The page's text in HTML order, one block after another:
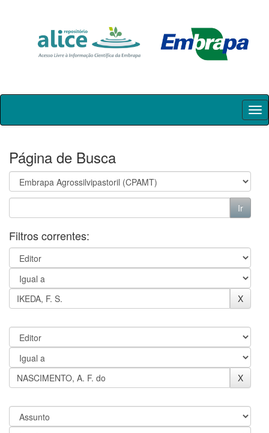
Skip
Página de Busca
Filtros correntes: